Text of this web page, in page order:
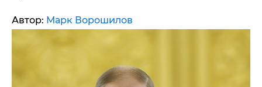
Автор: Марк Ворошилов